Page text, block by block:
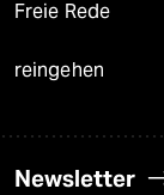
Freie Rede
reingehen
Newsletter